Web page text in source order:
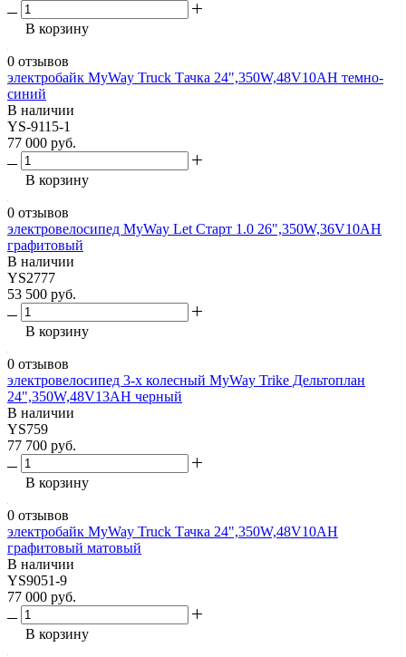
В корзину
0 отзывов
электробайк MyWay Truck Тачка 24",350W,48V10AH темно-
синий
В наличии
YS-9115-1
77 000 руб.
В корзину
0 отзывов
электровелосипед MyWay Let Старт 1.0 26",350W,36V10AH
графитовый
В наличии
YS2777
53 500 руб.
В корзину
0 отзывов
электровелосипед 3-х колесный MyWay Trike Дельтоплан
24",350W,48V13AH черный
В наличии
YS759
77 700 руб.
В корзину
0 отзывов
электробайк MyWay Truck Тачка 24",350W,48V10AH
графитовый матовый
В наличии
YS9051-9
77 000 руб.
В корзину